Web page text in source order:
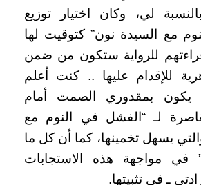
لي، وكان اختيار توزيع
مع السيدة نون” كتوقيت لها
للرواية ستكون من ضمن
للإقدام عليها .. كنت أعلم
يكون بمقدوري الصمت أمام
لـ “الفشل في النوم مع
يسهل تخمينها، كما أن كل ما
في مواجهة هذه الاستجابات
ـ في تثبيتها.